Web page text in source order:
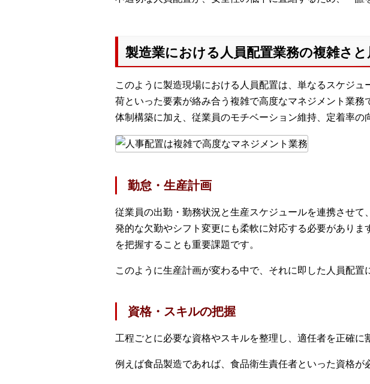
製造業における人員配置業務の複雑さと
このように製造現場における人員配置は、単なるスケジ
荷といった要素が絡み合う複雑で高度なマネジメント業
体制構築に加え、従業員のモチベーション維持、定着率の
勤怠・生産計画
従業員の出勤・勤務状況と生産スケジュールを連携させ
発的な欠勤やシフト変更にも柔軟に対応する必要があり
を把握することも重要課題です。
このように生産計画が変わる中で、それに即した人員配置
資格・スキルの把握
工程ごとに必要な資格やスキルを整理し、適任者を正確
例えば食品製造であれば、食品衛生責任者といった資格が